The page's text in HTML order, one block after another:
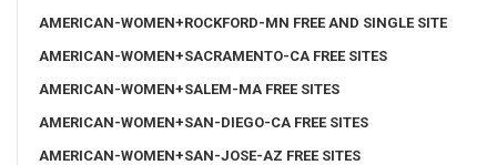
AMERICAN-WOMEN+ROCKFORD-MN FREE AND SINGLE SITE
AMERICAN-WOMEN+SACRAMENTO-CA FREE SITES
AMERICAN-WOMEN+SALEM-MA FREE SITES
AMERICAN-WOMEN+SAN-DIEGO-CA FREE SITES
AMERICAN-WOMEN+SAN-JOSE-AZ FREE SITES